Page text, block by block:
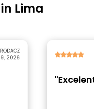
Lima
2026